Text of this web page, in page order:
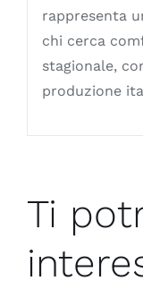
rappresenta
chi cerca
stagionale,
produzione
Ti